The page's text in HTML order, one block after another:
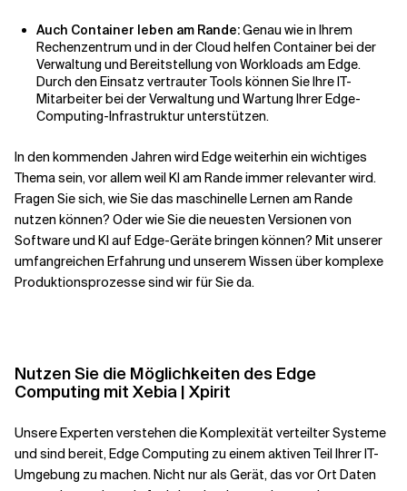
Auch Container leben am Rande:Genau wie in Ihrem
Rechenzentrum und in der Cloud helfen Container bei der
Verwaltung und Bereitstellung von Workloads am Edge.
Durch den Einsatz vertrauter Tools können Sie Ihre IT-
Mitarbeiter bei der Verwaltung und Wartung Ihrer Edge-
Computing-Infrastruktur unterstützen.
In den kommenden Jahren wird Edge weiterhin ein wichtiges
Thema sein, vor allem weil KI am Rande immer relevanter wird.
Fragen Sie sich, wie Sie das maschinelle Lernen am Rande
nutzen können? Oder wie Sie die neuesten Versionen von
Software und KI auf Edge-Geräte bringen können? Mit unserer
umfangreichen Erfahrung und unserem Wissen über komplexe
Produktionsprozesse sind wir für Sie da.
Nutzen Sie die Möglichkeiten des Edge
Computing mit Xebia | Xpirit
Unsere Experten verstehen die Komplexität verteilter Systeme
und sind bereit, Edge Computing zu einem aktiven Teil Ihrer IT-
Umgebung zu machen. Nicht nur als Gerät, das vor Ort Daten